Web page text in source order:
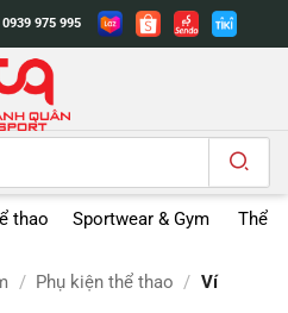
0939 975 995
thao Sportwear & Gym Thể
/ Phụ kiện thể thao / Ví